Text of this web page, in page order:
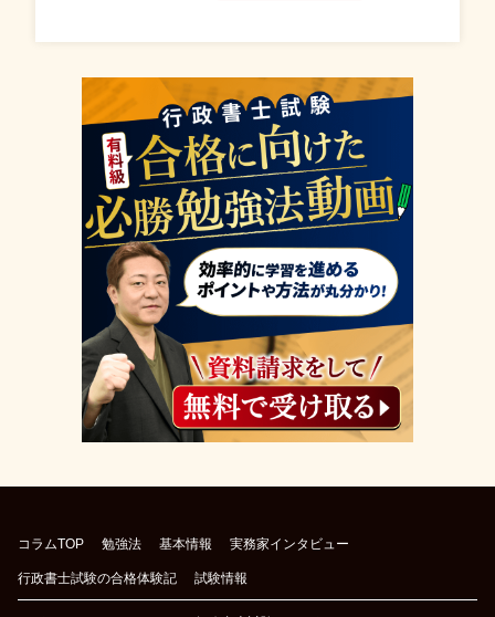
コラムTOP 勉強法 基本情報 実務家インタビュー
行政書士試験の合格体験記 試験情報